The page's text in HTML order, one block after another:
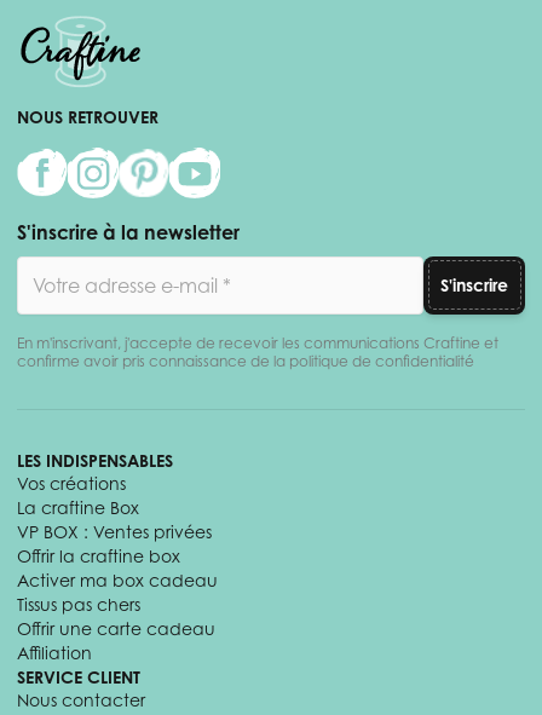
NOUS RETROUVER
S'inscrire à la newsletter
S'inscrire
En m'inscrivant, j'accepte de recevoir les communications Craftine et
confirme avoir pris connaissance de la politique de confidentialité
LES INDISPENSABLES
Vos créations
La craftine Box
VP BOX : Ventes privées
Offrir la craftine box
Activer ma box cadeau
Tissus pas chers
Offrir une carte cadeau
Affiliation
SERVICE CLIENT
Nous contacter